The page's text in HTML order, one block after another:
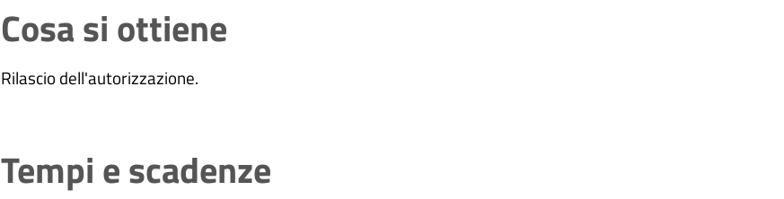
Cosa si ottiene
Rilascio dell'autorizzazione.
Tempi e scadenze